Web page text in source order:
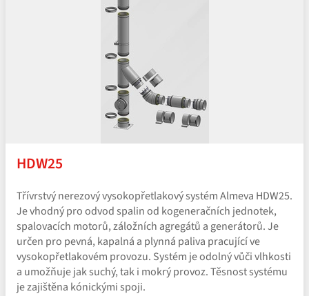
HDW25
Třívrstvý nerezový vysokopřetlakový systém Almeva HDW25.
Je vhodný pro odvod spalin od kogeneračních jednotek,
spalovacích motorů, záložních agregátů a generátorů. Je
určen pro pevná, kapalná a plynná paliva pracující ve
vysokopřetlakovém provozu. Systém je odolný vůči vlhkosti
a umožňuje jak suchý, tak i mokrý provoz. Těsnost systému
je zajištěna kónickými spoji.